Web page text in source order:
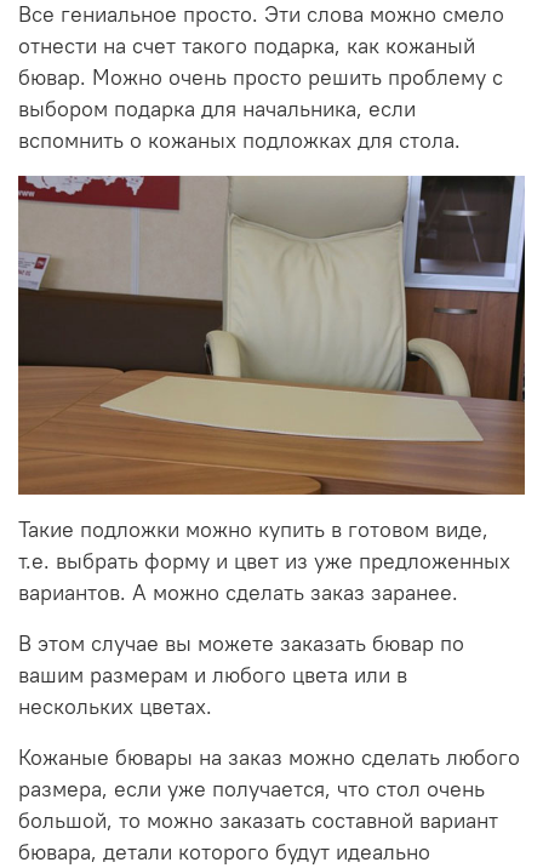
Все гениальное просто. Эти слова можно смело
отнести на счет такого подарка, как кожаный
бювар. Можно очень просто решить проблему с
выбором подарка для начальника, если
вспомнить о кожаных подложках для стола.
Такие подложки можно купить в готовом виде,
т.е. выбрать форму и цвет из уже предложенных
вариантов. А можно сделать заказ заранее.
В этом случае вы можете заказать бювар по
вашим размерам и любого цвета или в
нескольких цветах.
Кожаные бювары на заказ можно сделать любого
размера, если уже получается, что стол очень
большой, то можно заказать составной вариант
бювара, детали которого будут идеально